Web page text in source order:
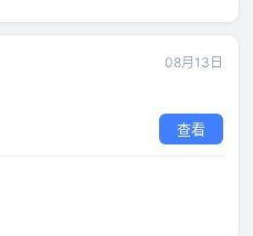
08月13日
查看